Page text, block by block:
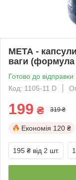
МЕТА -
ваги (формула
Готово до відправки
Код: 1105-11 D
199 ₴ 319 ₴
Економія 120 ₴
195 ₴ від 2 шт.